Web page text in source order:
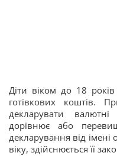
Діти віком до 18
готівкових коштів.
декларувати
дорівнює або
декларування від імені
віку, здійснюється її